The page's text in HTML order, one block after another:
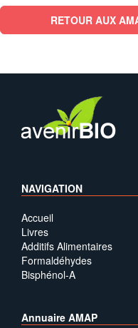
RETOUR AUX
NAVIGATION
Accueil
Livres
Additifs Alimentaires
Formaldéhydes
Bisphénol-A
Annuaire AMAP